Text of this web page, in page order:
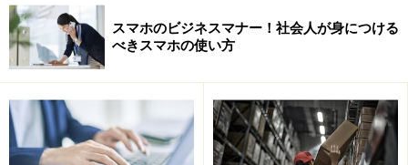
自社ドメインが既にある場合、ドメイン管理をOffice
Liveに移行するとその後の更新料はマイクロソフトが支
払ってくれます。Office Liveをやめた場合はもちろん自
分で支払わなければなりません。
無料のレンタルサーバーは『 Yahoo!ジオシティーズ』な
スマホのビジネスマナー！社会人が身につける
べきスマホの使い方